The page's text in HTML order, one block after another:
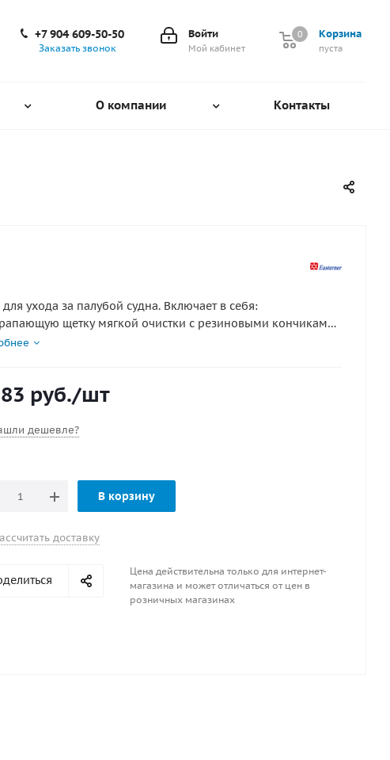
Корзина
0
пуста
0
Войти
Мой кабинет
+7 904 609-50-50
Заказать звонок
О компании Контакты
ухода за палубой судна. Включает в себя:
щетку мягкой очистки с резиновыми кончиками
раздвижную алюминиевую рукоятки, длиной 64-103 см. и
руб./шт
дешевле?
В корзину
доставку
Цена действительна только для интернет-
магазина и может отличаться от цен в
розничных магазинах